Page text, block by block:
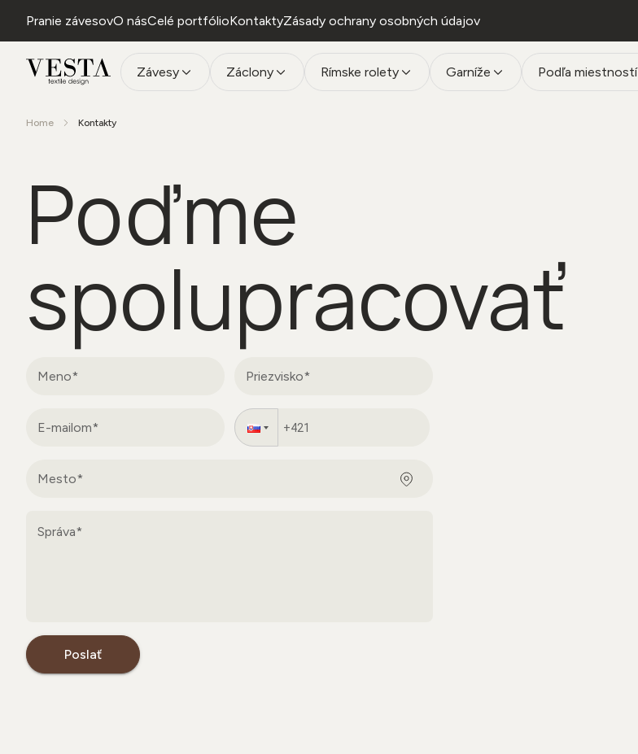
Pranie závesovO násCelé portfólioKontaktyZásady ochrany osobných údajov
Závesy Záclony Rímske rolety Garníže Podľa miestností
Home Kontakty
Poďme
spolupracovať
Poslať